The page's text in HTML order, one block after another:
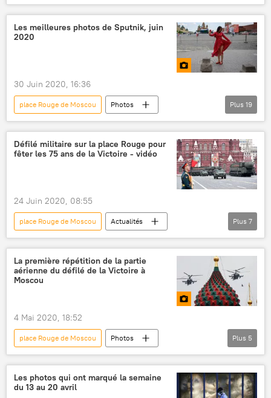
Défense
Russie
Moscou
défilé militaire
Jour de la Victoire
Vladimir Poutine
Seconde Guerre mondiale
Les meilleures photos de Sputnik, juin
2020
30 Juin 2020, 16:36
place Rouge de Moscou
Photos
Multimédia
Kremlin
Russie
Moscou
Vladimir Poutine
Défilé de la Victoire 2020
Tu-160
New York
Vladivostok
Crimée
Sotchi
Volgograd
Saint-Pétersbourg
Cathédrale du Christ-Sauveur de Moscou
Paris
Territoire de Krasnodar
Plus 19
Défilé militaire sur la place Rouge pour
fêter les 75 ans de la Victoire - vidéo
24 Juin 2020, 08:55
place Rouge de Moscou
Actualités
Actualités
Victoire sur le nazisme: les 75 ans de la Victoire de 1945
Russie
défilé
Vladimir Poutine
Plus 7
La première répétition de la partie
aérienne du défilé de la Victoire à
Moscou
4 Mai 2020, 18:52
place Rouge de Moscou
Photos
Multimédia
Multimédia
Victoire sur le nazisme: les 75 ans de la Victoire de 1945
Moscou
Jour de la Victoire
Plus 5
Les photos qui ont marqué la semaine
du 13 au 20 avril